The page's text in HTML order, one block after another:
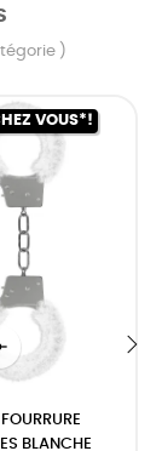
)
VOUS*!
BLANCHE